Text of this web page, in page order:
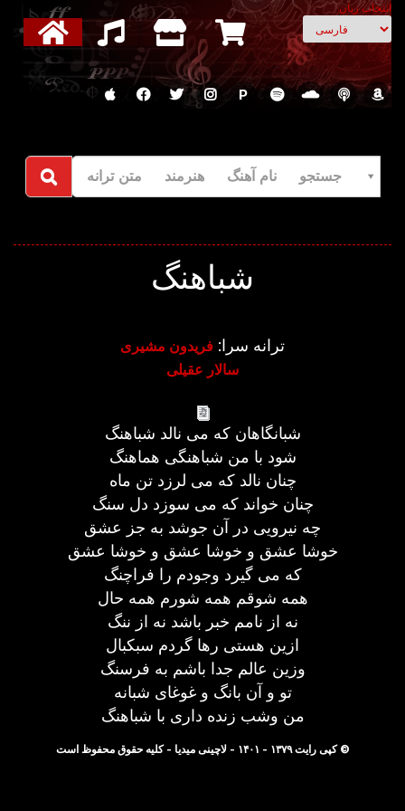
انتخاب زبان
P
جستجو نام آهنگ هنرمند متن ترانه
شباهنگ
ترانه سرا: فریدون مشیری
سالار عقیلی
شبانگاهان که می نالد شباهنگ
شود با من شباهنگی هماهنگ
چنان نالد که می لرزد تن ماه
چنان خواند که می سوزد دل سنگ
چه نیرویی در آن جوشد به جز عشق
خوشا عشق و خوشا عشق و خوشا عشق
که می گیرد وجودم را فراچنگ
همه شوقم همه شورم همه حال
نه از نامم خبر باشد نه از ننگ
ازین هستی رها گردم سبکبال
وزین عالم جدا باشم به فرسنگ
تو و آن بانگ و غوغای شبانه
من وشب زنده داری با شباهنگ
© کپی رایت ۱۳۷۹ - ۱۴۰۱ - لاچینی میدیا - کلیه حقوق محفوظ است